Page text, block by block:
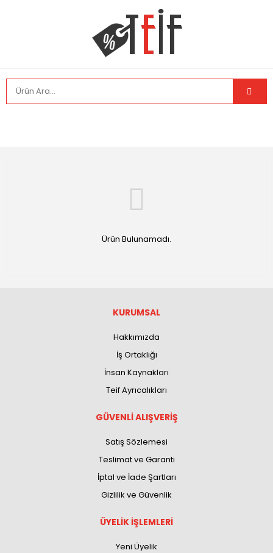
Ürün Bulunamadı.
KURUMSAL
Hakkımızda
İş Ortaklığı
İnsan Kaynakları
Teif Ayrıcalıkları
GÜVENLİ ALIŞVERİŞ
Satış Sözlemesi
Teslimat ve Garanti
İptal ve İade Şartları
Gizlilik ve Güvenlik
ÜYELİK İŞLEMLERİ
Yeni Üyelik